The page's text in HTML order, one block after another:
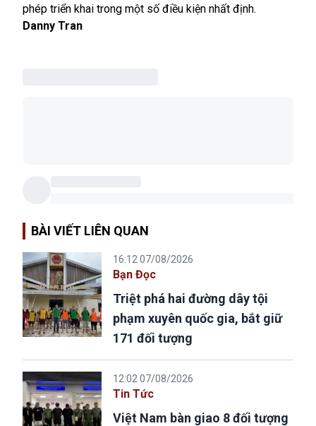
phép triển khai trong một số điều kiện nhất định.
Danny Tran
BÀI VIẾT LIÊN QUAN
16:12 07/08/2026
Bạn Đọc
Triệt phá hai đường dây tội
phạm xuyên quốc gia, bắt giữ
171 đối tượng
12:02 07/08/2026
Tin Tức
Việt Nam bàn giao 8 đối tượng